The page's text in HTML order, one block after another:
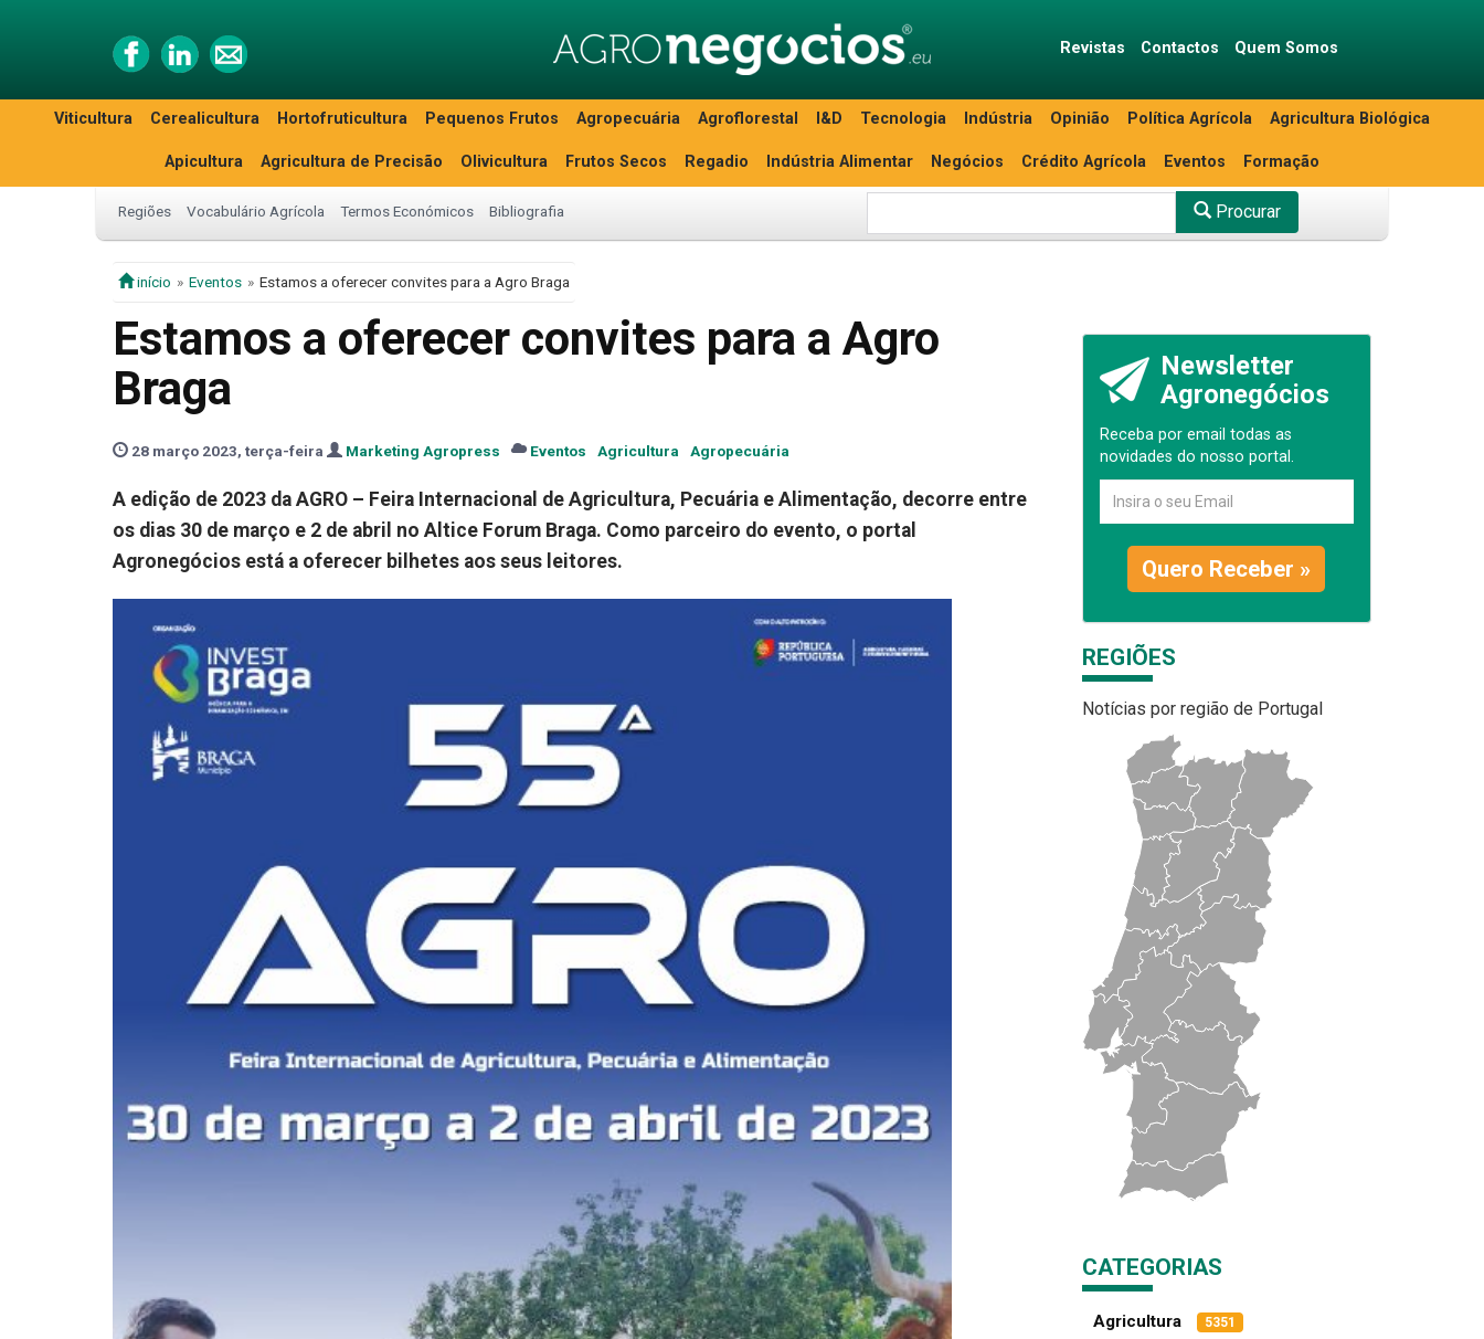
Revistas Contactos Quem Somos
Viticultura Cerealicultura Hortofruticultura Pequenos Frutos Agropecuária Agroflorestal I&D Tecnologia Indústria Opinião Política Agrícola Agricultura Biológica
Apicultura Agricultura de Precisão Olivicultura Frutos Secos Regadio Indústria Alimentar Negócios Crédito Agrícola Eventos Formação
Regiões Vocabulário Agrícola Termos Económicos Bibliografia Procurar
início Eventos Estamos a oferecer convites para a Agro Braga
Estamos a oferecer convites para a Agro
Braga
28 março 2023, terça-feira Marketing Agropress Eventos Agricultura Agropecuária
A edição de 2023 da AGRO – Feira Internacional de Agricultura, Pecuária e Alimentação, decorre entre
os dias 30 de março e 2 de abril no Altice Forum Braga. Como parceiro do evento, o portal
Agronegócios está a oferecer bilhetes aos seus leitores.
Newsletter
Agronegócios
Receba por email todas as
novidades do nosso portal.
Quero Receber »
REGIÕES
Notícias por região de Portugal
CATEGORIAS
Agricultura 5351